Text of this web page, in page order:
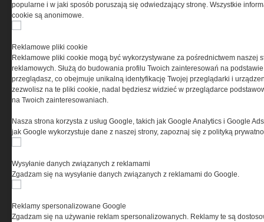
Ta witryna wykorzystuje pliki cookies do przechowywania
informacji na Twoim komputerze. Pliki cookies stosujemy
w celu świadczenia usług na najwyższym poziomie,
w tym w sposób dostosowany do indywidualnych potrzeb.
cookies oznacza, że będą one zamieszczane w Twoim
urządzeniu końcowym. W każdym momencie możesz
dokonać zmiany ustawień przeglądarki dotyczących
serwisu prosimy o zapoznanie się z naszą
prywatności
oraz informacją o cookies
popularne i w jaki sposób poruszają się odwiedzający stronę. Wszystkie
cookie są anonimowe.
Reklamowe pliki cookie
Reklamowe pliki cookie mogą być wykorzystywane za pośrednictwem naszej
reklamowych. Służą do budowania profilu Twoich zainteresowań na
przeglądasz, co obejmuje unikalną identyfikację Twojej przeglądarki i
zezwolisz na te pliki cookie, nadal będziesz widzieć w przeglądarce
na Twoich zainteresowaniach.
Nasza strona korzysta z usług Google, takich jak Google Analytics i Google
jak Google wykorzystuje dane z naszej strony, zapoznaj się z polityką
Wysyłanie danych związanych z reklamami
Zgadzam się na wysyłanie danych związanych z reklamami do Google.
Reklamy spersonalizowane Google
Zgadzam się na używanie reklam spersonalizowanych. Reklamy te są